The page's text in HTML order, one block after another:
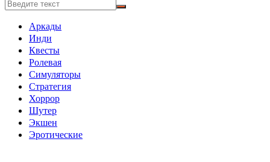
Аркады
Инди
Квесты
Ролевая
Симуляторы
Стратегия
Хоррор
Шутер
Экшен
Эротические